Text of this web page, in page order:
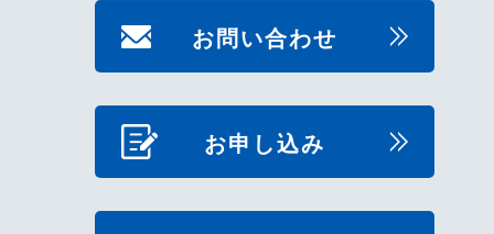
お問い合わせ
お申し込み